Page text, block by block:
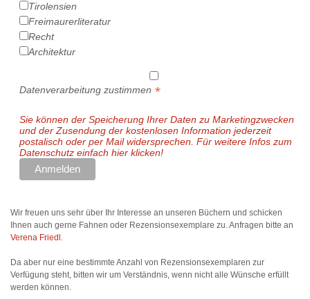
Tirolensien
Freimaurerliteratur
Recht
Architektur
Datenverarbeitung zustimmen *
Sie können der Speicherung Ihrer Daten zu Marketingzwecken
und der Zusendung der kostenlosen Information jederzeit
postalisch oder per Mail widersprechen. Für weitere Infos zum
Datenschutz einfach hier klicken!
Wir freuen uns sehr über Ihr Interesse an unseren Büchern und schicken
Ihnen auch gerne Fahnen oder Rezensionsexemplare zu. Anfragen bitte an
Verena Friedl .
Da aber nur eine bestimmte Anzahl von Rezensionsexemplaren zur
Verfügung steht, bitten wir um Verständnis, wenn nicht alle Wünsche erfüllt
werden können.